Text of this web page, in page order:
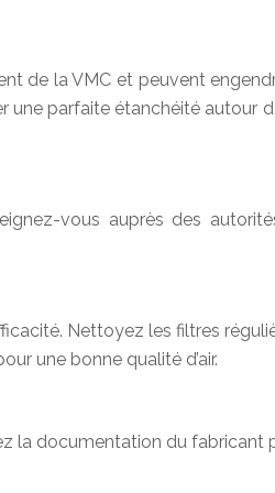
de la VMC et peuvent
parfaite étanchéité autour
vous auprès des
Nettoyez les filtres
une bonne qualité d’air.
la documentation du